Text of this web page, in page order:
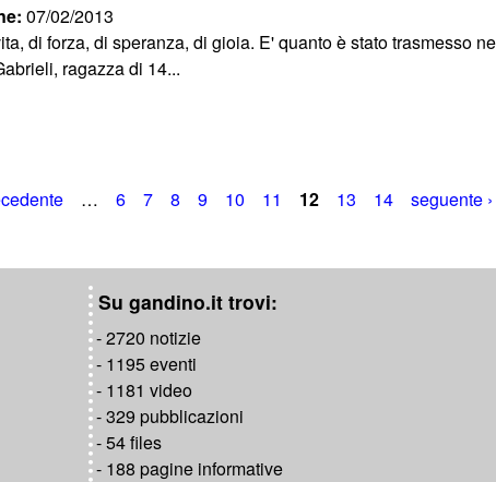
07/02/2013
di forza, di speranza, di gioia. E' quanto è stato trasmesso
ragazza di 14...
… 6 7 8 9 10 11 12 13 14 seguente ›
Su gandino.it trovi:
- 2720 notizie
- 1195 eventi
- 1181 video
- 329 pubblicazioni
- 54 files
- 188 pagine informative